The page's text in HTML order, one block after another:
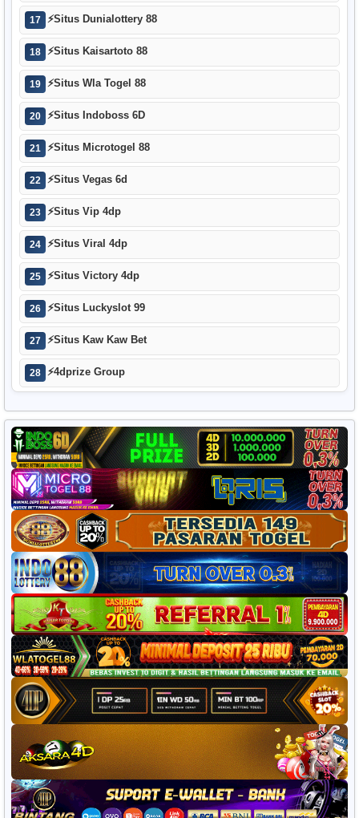
17 ⚡Situs Dunialottery 88
18 ⚡Situs Kaisartoto 88
19 ⚡Situs Wla Togel 88
20 ⚡Situs Indoboss 6D
21 ⚡Situs Microtogel 88
22 ⚡Situs Vegas 6d
23 ⚡Situs Vip 4dp
24 ⚡Situs Viral 4dp
25 ⚡Situs Victory 4dp
26 ⚡Situs Luckyslot 99
27 ⚡Situs Kaw Kaw Bet
28 ⚡4dprize Group